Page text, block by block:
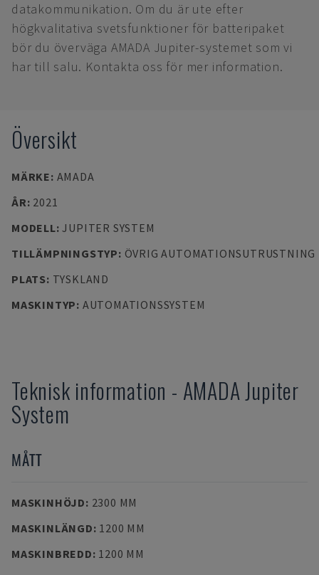
datakommunikation. Om du är ute efter
högkvalitativa svetsfunktioner för batteripaket
bör du överväga AMADA Jupiter-systemet som vi
har till salu. Kontakta oss för mer information.
Översikt
MÄRKE: AMADA
ÅR: 2021
MODELL:JUPITER SYSTEM
TILLÄMPNINGSTYP: ÖVRIG AUTOMATIONSUTRUSTNING
PLATS: TYSKLAND
MASKINTYP: AUTOMATIONSSYSTEM
Teknisk information - AMADAJupiter
System
MÅTT
MASKINHÖJD: 2300 MM
MASKINLÄNGD: 1200 MM
MASKINBREDD: 1200 MM